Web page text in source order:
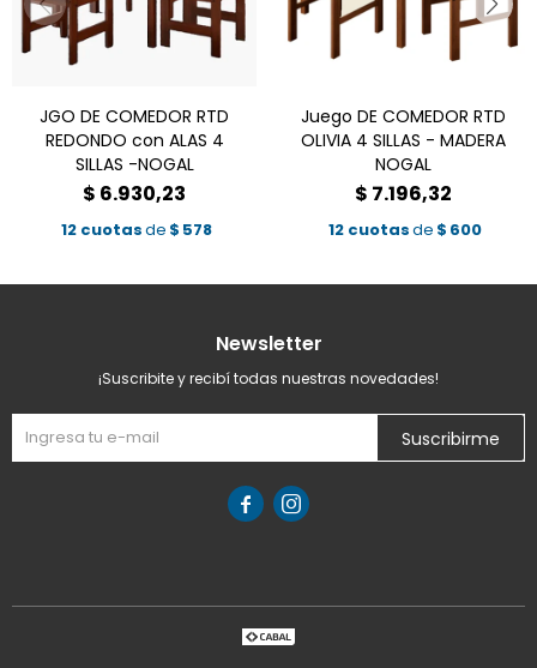
JGO DE COMEDOR RTD
REDONDO con ALAS 4
SILLAS -NOGAL
$ 6.930,23
12 cuotasde $ 578
Juego DE COMEDOR RTD
OLIVIA 4 SILLAS - MADERA
NOGAL
$ 7.196,32
12 cuotasde $ 600
Newsletter
¡Suscribite y recibí todas nuestras novedades!
Suscribirme
 